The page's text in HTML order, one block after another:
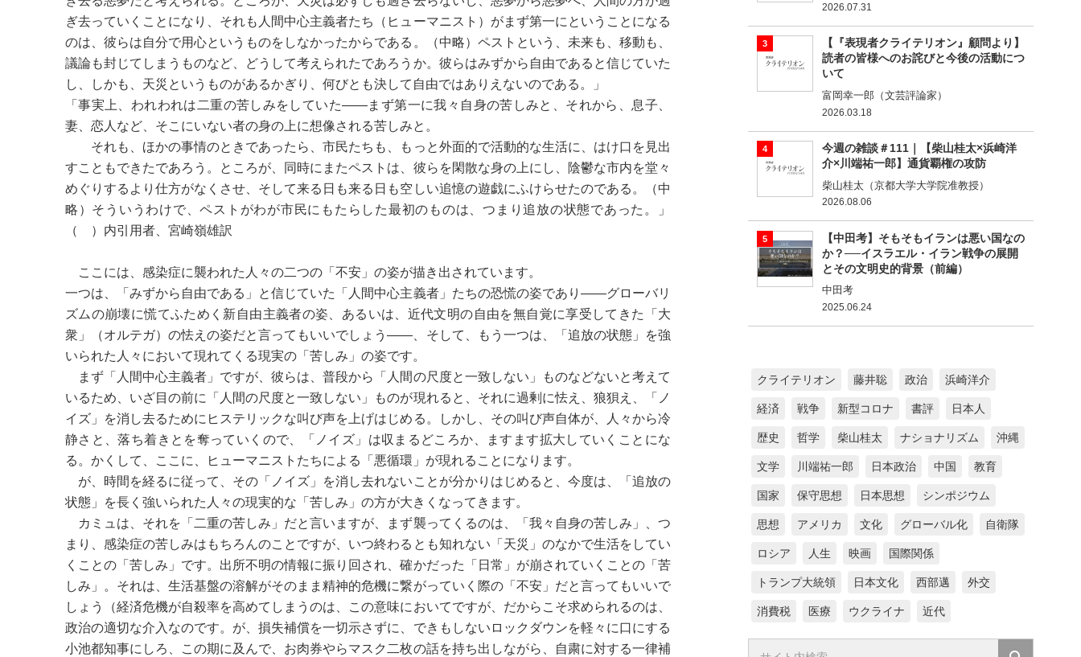
ぎ去っていくことになり、それも人間中心主義者たち（ヒューマニスト）がまず第一にということになる
のは、彼らは自分で用心というものをしなかったからである。（中略）ペストという、未来も、移動も、
議論も封じてしまうものなど、どうして考えられたであろうか。彼らはみずから自由であると信じていた
し、しかも、天災というものがあるかぎり、何びとも決して自由ではありえないのである。」
「事実上、われわれは二重の苦しみをしていた――まず第一に我々自身の苦しみと、それから、息子、
妻、恋人など、そこにいない者の身の上に想像される苦しみと。
それも、ほかの事情のときであったら、市民たちも、もっと外面的で活動的な生活に、はけ口を見出
すこともできたであろう。ところが、同時にまたペストは、彼らを閑散な身の上にし、陰鬱な市内を堂々
めぐりするより仕方がなくさせ、そして来る日も来る日も空しい追憶の遊戯にふけらせたのである。（中
略）そういうわけで、ペストがわが市民にもたらした最初のものは、つまり追放の状態であった。」
（ ）内引用者、宮崎嶺雄訳
ここには、感染症に襲われた人々の二つの「不安」の姿が描き出されています。
一つは、「みずから自由である」と信じていた「人間中心主義者」たちの恐慌の姿であり――グローバリ
ズムの崩壊に慌てふためく新自由主義者の姿、あるいは、近代文明の自由を無自覚に享受してきた「大
衆」（オルテガ）の怯えの姿だと言ってもいいでしょう――、そして、もう一つは、「追放の状態」を強
いられた人々において現れてくる現実の「苦しみ」の姿です。
まず「人間中心主義者」ですが、彼らは、普段から「人間の尺度と一致しない」ものなどないと考えて
いるため、いざ目の前に「人間の尺度と一致しない」ものが現れると、それに過剰に怯え、狼狽え、「ノ
イズ」を消し去るためにヒステリックな叫び声を上げはじめる。しかし、その叫び声自体が、人々から冷
静さと、落ち着きとを奪っていくので、「ノイズ」は収まるどころか、ますます拡大していくことにな
る。かくして、ここに、ヒューマニストたちによる「悪循環」が現れることになります。
が、時間を経るに従って、その「ノイズ」を消し去れないことが分かりはじめると、今度は、「追放の
状態」を長く強いられた人々の現実的な「苦しみ」の方が大きくなってきます。
カミュは、それを「二重の苦しみ」だと言いますが、まず襲ってくるのは、「我々自身の苦しみ」、つ
まり、感染症の苦しみはもちろんのことですが、いつ終わるとも知れない「天災」のなかで生活をしてい
くことの「苦しみ」です。出所不明の情報に振り回され、確かだった「日常」が崩されていくことの「苦
しみ」。それは、生活基盤の溶解がそのまま精神的危機に繋がっていく際の「不安」だと言ってもいいで
しょう（経済危機が自殺率を高めてしまうのは、この意味においてですが、だからこそ求められるのは、
政治の適切な介入なのです。が、損失補償を一切示さずに、できもしないロックダウンを軽々に口にする
小池都知事にしろ、この期に及んで、お肉券やらマスク二枚の話を持ち出しながら、自粛に対する一律補
2026.07.31
【『表現者クライテリオン』顧問より】
読者の皆様へのお詫びと今後の活動につ
いて
富岡幸一郎（文芸評論家）
2026.03.18
今週の雑談＃111｜【柴山桂太×浜崎洋
介×川端祐一郎】通貨覇権の攻防
柴山桂太（京都大学大学院准教授）
2026.08.06
【中田考】そもそもイランは悪い国なの
か？──イスラエル・イラン戦争の展開
とその文明史的背景（前編）
中田考
2025.06.24
クライテリオン 藤井聡 政治 浜崎洋介
経済 戦争 新型コロナ 書評 日本人
歴史 哲学 柴山桂太 ナショナリズム 沖縄
文学 川端祐一郎 日本政治 中国 教育
国家 保守思想 日本思想 シンポジウム
思想 アメリカ 文化 グローバル化 自衛隊
ロシア 人生 映画 国際関係
トランプ大統領 日本文化 西部邁 外交
消費税 医療 ウクライナ 近代